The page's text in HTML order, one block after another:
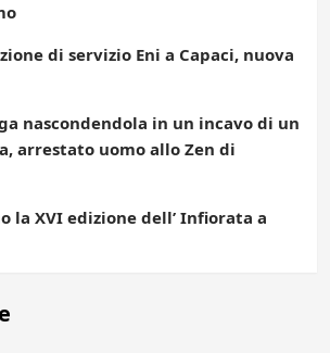
di servizio Eni a Capaci, nuova
nascondendola in un incavo di un
arrestato uomo allo Zen di
la XVI edizione dell’ Infiorata a